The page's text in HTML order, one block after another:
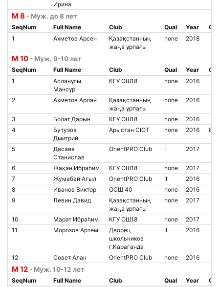
Ирина
М 8 - Муж. до 8 лет
SeqNum Full Name Club Qual Year
1
Ахметов Арсен
Қазақстанның
жаңа ұрпағы
none 2018
М 10 - Муж. 9-10 лет
SeqNum Full Name Club Qual Year
1
Асланұлы
Мансұр
КГУ ОШ18 none 2016
2 Ахметов Арлан
Қазақстанның
жаңа ұрпағы
none 2016
3 Болат Дарын КГУ ОШ18 none
2016
4
Бутузов
Дмитрий
Арыстан СЮТ none 2016
5
Дасаев
Станислав
OrientPRO Club I 2017
6 Жақан Ибраһим КГУ ОШ18 none
2017
7
Жумабай Агыл OrientPRO Club II
2016
8
Иванов Виктор ОСШ 40 none
2016
9
Левин Давид
Қазақстанның
жаңа ұрпағы
none 2017
10 Марат Ибраһим КГУ ОШ18 none
2017
11
Морозов Артем
Дворец
школьников
г.Караганда
II 2016
12 Совет Алан OrientPRO Club none 2016
М 12 - Муж. 10-12 лет
SeqNum Full Name Club Qual Year